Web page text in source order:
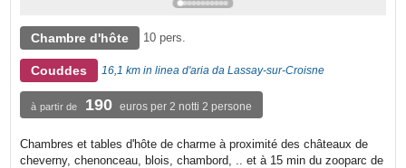
Chambre d'hôte 10 pers.
Couddes 16,1 km in linea d'aria da Lassay-sur-Croisne
à partir de 190 euros per 2 notti 2 persone
Chambres et tables d'hôte de charme à proximité des châteaux de
cheverny, chenonceau, blois, chambord, .. et à 15 min du zooparc de